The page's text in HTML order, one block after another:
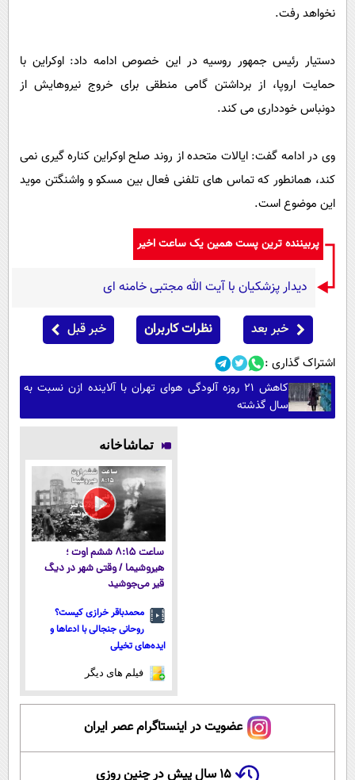
نخواهد رفت.
دستیار رئیس‌ جمهور روسیه در این خصوص ادامه داد: اوکراین با
حمایت اروپا، از برداشتن گامی منطقی برای خروج نیروهایش از
دونباس خودداری می‌ کند.
وی در ادامه گفت: ایالات متحده از روند صلح اوکراین کناره ‎گیری نمی
کند، همانطور که تماس‌ های تلفنی فعال بین مسکو و واشنگتن موید
این موضوع است.
پربیننده ترین پست همین یک ساعت اخیر
دیدار پزشکیان با آیت الله مجتبی خامنه ای
خبر بعد نظرات کاربران خبر قبل
اشتراک گذاری :
کاهش ۲۱ روزه آلودگی هوای تهران با آلاینده ازن نسبت به
سال گذشته
تماشاخانه
ساعت ۸:۱۵ ششم اوت ؛
هیروشیما / وقتی شهر در دیگ
قیر می‌جوشید
محمدباقر خرازی کیست؟
روحانی جنجالی با ادعاها و
ایده‌های تخیلی
فیلم های دیگر
عضویت در اینستاگرام عصر ایران
۱۵ سال پیش در چنین روزی